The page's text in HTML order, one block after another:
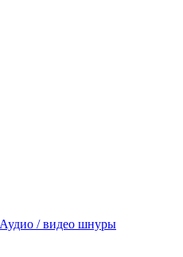
Аудио / видео шнуры